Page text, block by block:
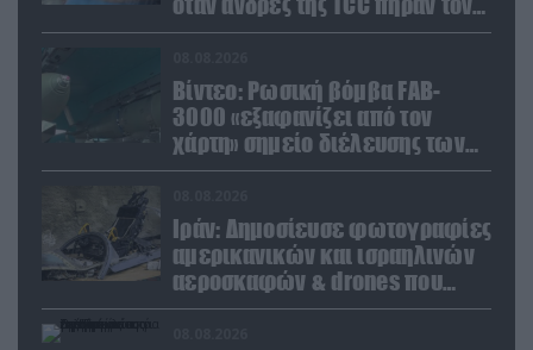
σύντροφό της (βίντεο)
Βίντεο: Ρωσική βόμβα FAB-
3000 «εξαφανίζει από τον
χάρτη» σημείο διέλευσης των
ουκρανικών δυνάμεων στην
Ιράν: Δημοσίευσε φωτογραφίες
αμερικανικών και ισραηλινών
αεροσκαφών & drones που
καταρρίφθηκαν